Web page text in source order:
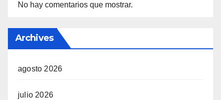
No hay comentarios que mostrar.
Archives
agosto 2026
julio 2026